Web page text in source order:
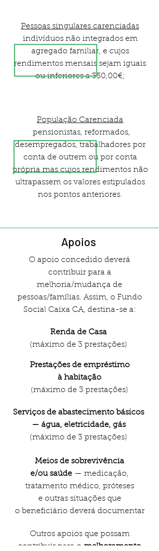
Pessoas singulares carenciadas
indivíduos não integrados em
agregado familiar, e cujos
rendimentos mensais sejam iguais
ou inferiores a 350,00€;
População Carenciada
pensionistas, reformados,
desempregados, trabalhadores por
conta de outrem ou por conta
própria mas cujos rendimentos não
ultrapassem os valores estipulados
nos pontos anteriores.
Apoios
O apoio concedido deverá
contribuir para a
melhoria/mudança de
pessoas/famílias. Assim, o Fundo
Social Caixa CA, destina-se a:
Renda de Casa
(máximo de 3 prestações)
Prestações de empréstimo
à habitação
(máximo de 3 prestações)
Serviços de abastecimento básicos
— água, eletricidade, gás
(máximo de 3 prestações)
Meios de sobrevivência
e/ou saúde — medicação,
tratamento médico, próteses
e outras situações que
o beneficiário deverá documentar
Outros apoios que possam
contribuir para o melhoramento